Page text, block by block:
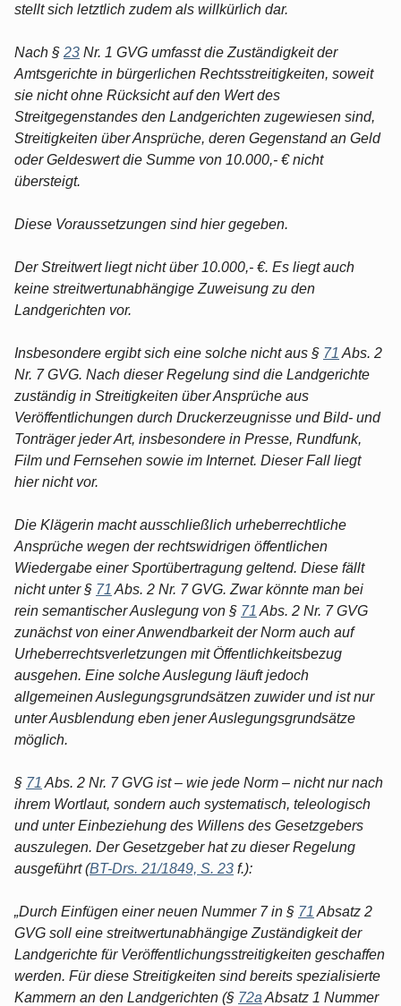
stellt sich letztlich zudem als willkürlich dar.
Nach § 23 Nr. 1 GVG umfasst die Zuständigkeit der
Amtsgerichte in bürgerlichen Rechtsstreitigkeiten, soweit
sie nicht ohne Rücksicht auf den Wert des
Streitgegenstandes den Landgerichten zugewiesen sind,
Streitigkeiten über Ansprüche, deren Gegenstand an Geld
oder Geldeswert die Summe von 10.000,- € nicht
übersteigt.
Diese Voraussetzungen sind hier gegeben.
Der Streitwert liegt nicht über 10.000,- €. Es liegt auch
keine streitwertunabhängige Zuweisung zu den
Landgerichten vor.
Insbesondere ergibt sich eine solche nicht aus § 71 Abs. 2
Nr. 7 GVG. Nach dieser Regelung sind die Landgerichte
zuständig in Streitigkeiten über Ansprüche aus
Veröffentlichungen durch Druckerzeugnisse und Bild- und
Tonträger jeder Art, insbesondere in Presse, Rundfunk,
Film und Fernsehen sowie im Internet. Dieser Fall liegt
hier nicht vor.
Die Klägerin macht ausschließlich urheberrechtliche
Ansprüche wegen der rechtswidrigen öffentlichen
Wiedergabe einer Sportübertragung geltend. Diese fällt
nicht unter § 71 Abs. 2 Nr. 7 GVG. Zwar könnte man bei
rein semantischer Auslegung von § 71 Abs. 2 Nr. 7 GVG
zunächst von einer Anwendbarkeit der Norm auch auf
Urheberrechtsverletzungen mit Öffentlichkeitsbezug
ausgehen. Eine solche Auslegung läuft jedoch
allgemeinen Auslegungsgrundsätzen zuwider und ist nur
unter Ausblendung eben jener Auslegungsgrundsätze
möglich.
§ 71 Abs. 2 Nr. 7 GVG ist – wie jede Norm – nicht nur nach
ihrem Wortlaut, sondern auch systematisch, teleologisch
und unter Einbeziehung des Willens des Gesetzgebers
auszulegen. Der Gesetzgeber hat zu dieser Regelung
ausgeführt (BT-Drs. 21/1849, S. 23 f.):
„Durch Einfügen einer neuen Nummer 7 in § 71 Absatz 2
GVG soll eine streitwertunabhängige Zuständigkeit der
Landgerichte für Veröffentlichungsstreitigkeiten geschaffen
werden. Für diese Streitigkeiten sind bereits spezialisierte
Kammern an den Landgerichten (§ 72a Absatz 1 Nummer